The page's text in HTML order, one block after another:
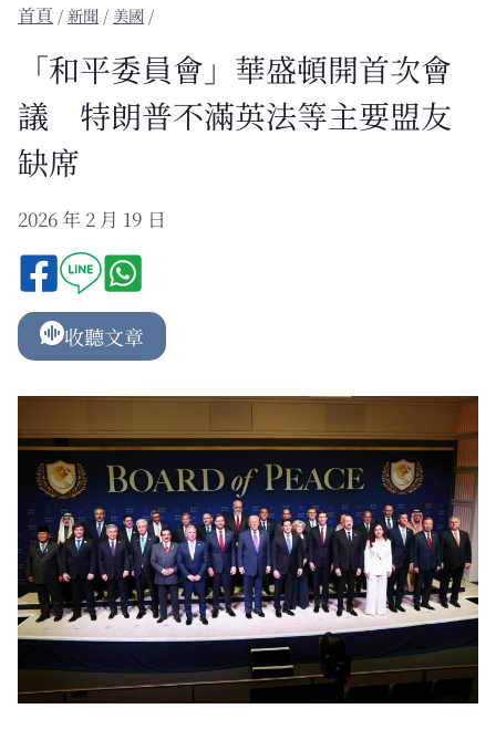
/新聞 / 美國 /
「和平委員會」華盛頓開首次會
議 特朗普不滿英法等主要盟友
缺席
2026 年 2 月 19 日
收聽文章